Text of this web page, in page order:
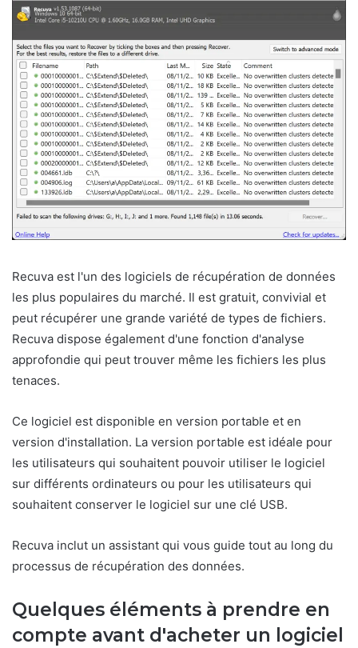
Recuva est l'un des logiciels de récupération de données
les plus populaires du marché. Il est gratuit, convivial et
peut récupérer une grande variété de types de fichiers.
Recuva dispose également d'une fonction d'analyse
approfondie qui peut trouver même les fichiers les plus
tenaces.
Ce logiciel est disponible en version portable et en
version d'installation. La version portable est idéale pour
les utilisateurs qui souhaitent pouvoir utiliser le logiciel
sur différents ordinateurs ou pour les utilisateurs qui
souhaitent conserver le logiciel sur une clé USB.
Recuva inclut un assistant qui vous guide tout au long du
processus de récupération des données.
Quelques éléments à prendre en
compte avant d'acheter un logiciel